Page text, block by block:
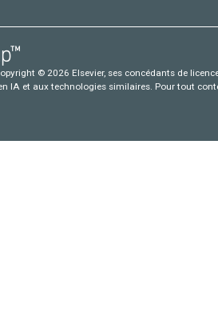
© 2026 Elsevier, ses concédants de
IA et aux technologies similaires. Pour tout